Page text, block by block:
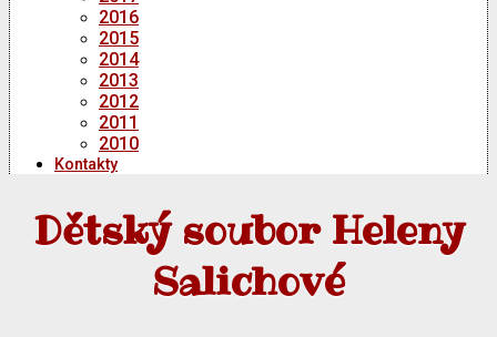
2016
2015
2014
2013
2012
2011
2010
Kontakty
Dětský soubor Heleny
Salichové